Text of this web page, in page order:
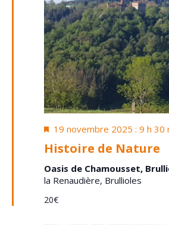
Mis
avant
19 novembre 2025 : 9 h 30
Histoire de Nature
Oasis de Chamousset,
la Renaudière, Brullioles
20€